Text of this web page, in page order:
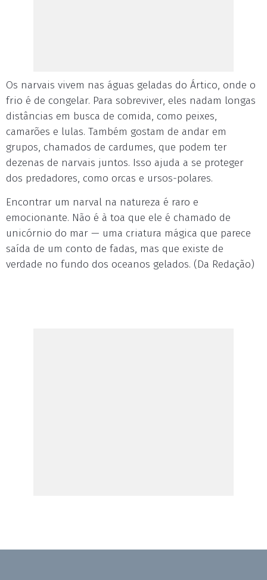
Os narvais vivem nas águas geladas do Ártico, onde o
frio é de congelar. Para sobreviver, eles nadam longas
distâncias em busca de comida, como peixes,
camarões e lulas. Também gostam de andar em
grupos, chamados de cardumes, que podem ter
dezenas de narvais juntos. Isso ajuda a se proteger
dos predadores, como orcas e ursos-polares.
Encontrar um narval na natureza é raro e
emocionante. Não é à toa que ele é chamado de
unicórnio do mar — uma criatura mágica que parece
saída de um conto de fadas, mas que existe de
verdade no fundo dos oceanos gelados. (Da Redação)